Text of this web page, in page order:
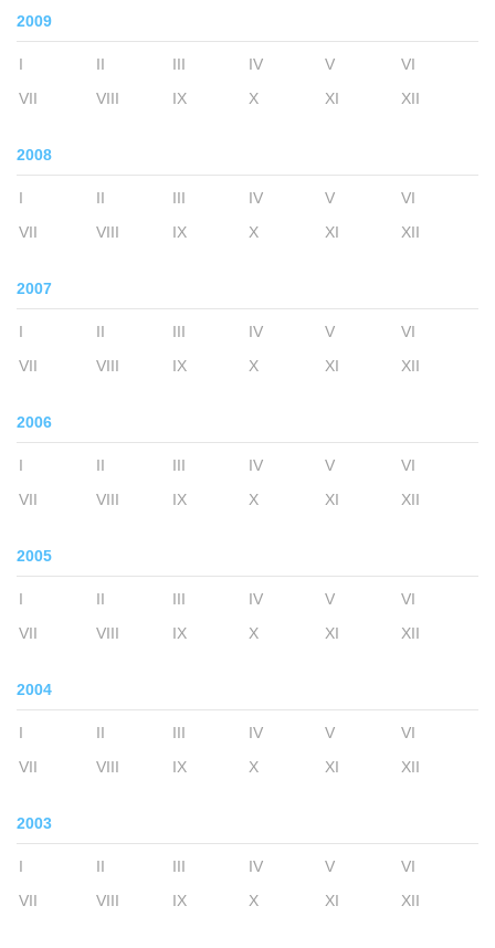
2009
I II III IV V
VI
VII
VIII IX X XI XII
2008
I II III IV V
VI
VII
VIII IX X XI XII
2007
I II III IV V
VI
VII
VIII IX X XI XII
2006
I II III IV V
VI
VII
VIII IX X XI XII
2005
I II III IV V
VI
VII
VIII IX X XI XII
2004
I II III IV V
VI
VII
VIII IX X XI XII
2003
I II III IV V
VI
VII
VIII IX X XI XII